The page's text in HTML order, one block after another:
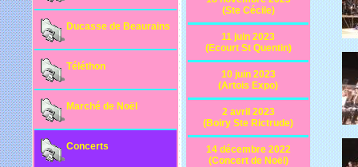
Ducasse de Beaurains
Téléthon
Marché de Noël
Concerts
(Ste Cécile)
11 juin 2023
(Ecourt St Quentin)
10 juin 2023
(Artois Expo)
2 avril 2023
(Boiry Ste Rictrude)
14 décembre 2022
(Concert de Noël)